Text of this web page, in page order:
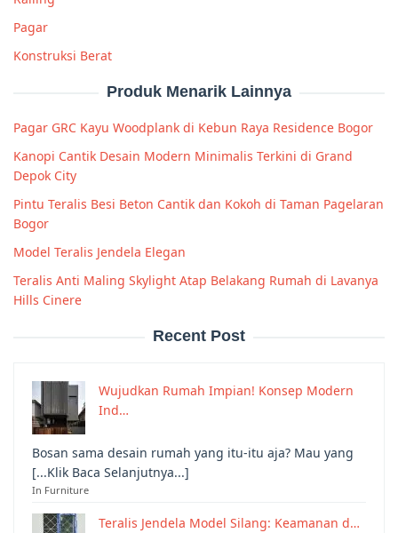
Pagar
Konstruksi Berat
Produk Menarik Lainnya
Pagar GRC Kayu Woodplank di Kebun Raya Residence Bogor
Kanopi Cantik Desain Modern Minimalis Terkini di Grand
Depok City
Pintu Teralis Besi Beton Cantik dan Kokoh di Taman Pagelaran
Bogor
Model Teralis Jendela Elegan
Teralis Anti Maling Skylight Atap Belakang Rumah di Lavanya
Hills Cinere
Recent Post
Wujudkan Rumah Impian! Konsep Modern
Ind…
Bosan sama desain rumah yang itu-itu aja? Mau yang
[...Klik Baca Selanjutnya...]
In Furniture
Teralis Jendela Model Silang: Keamanan d…